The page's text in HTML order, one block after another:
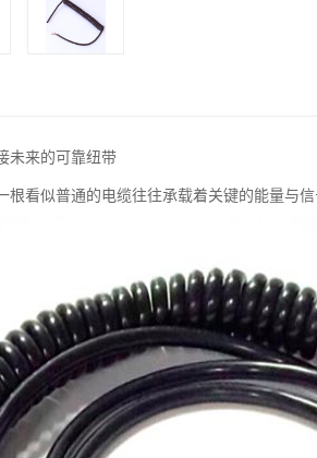
未来的可靠纽带
根看似普通的电缆往往承载着关键的能量与信